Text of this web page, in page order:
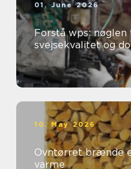
01. June 2026
Forstå wps: nøglen
svejsekvalitet og
10. May 2026
Ovntørret brænde effektiv, ren og nem
varme